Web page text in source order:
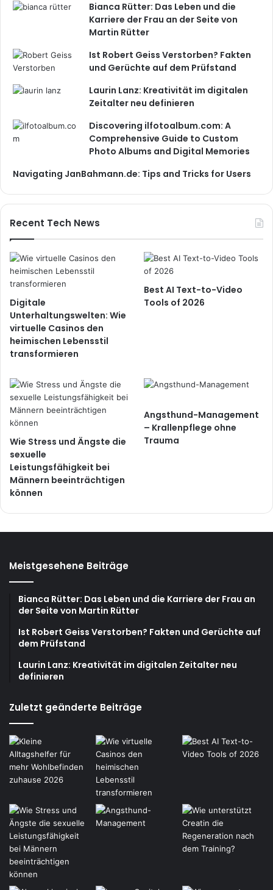
Bianca Rütter: Das Leben und die
Karriere der Frau an der Seite von
Martin Rütter
Ist Robert Geiss Verstorben? Fakten
und Gerüchte auf dem Prüfstand
Laurin Lanz: Kreativität im digitalen
Zeitalter neu definieren
Discovering ilfotoalbum.com: A
Comprehensive Guide to Custom
Photo Albums and Digital Memories
Navigating JanBahmann.de: Tips and Tricks for Users
Recent Tech News
Digitale
Unterhaltungswelten: Wie
virtuelle Casinos den
heimischen Lebensstil
transformieren
Best AI Text-to-Video
Tools of 2026
Wie Stress und Ängste die
sexuelle
Leistungsfähigkeit bei
Männern beeinträchtigen
können
Angsthund-Management
– Krallenpflege ohne
Trauma
Meistgesehene Beiträge
Bianca Rütter: Das Leben und die Karriere der Frau an
der Seite von Martin Rütter
Ist Robert Geiss Verstorben? Fakten und Gerüchte auf
dem Prüfstand
Laurin Lanz: Kreativität im digitalen Zeitalter neu
definieren
Zuletzt geänderte Beiträge